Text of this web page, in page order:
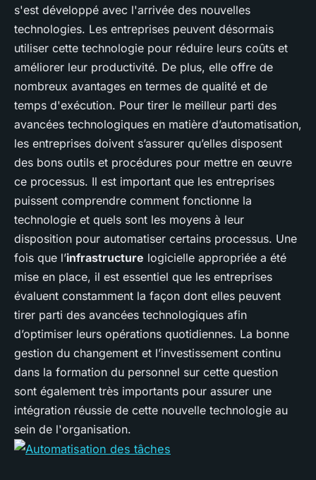
s'est développé avec l'arrivée des nouvelles
technologies. Les entreprises peuvent désormais
utiliser cette technologie pour réduire leurs coûts et
améliorer leur productivité. De plus, elle offre de
nombreux avantages en termes de qualité et de
temps d'exécution. Pour tirer le meilleur parti des
avancées technologiques en matière d’automatisation,
les entreprises doivent s’assurer qu’elles disposent
des bons outils et procédures pour mettre en œuvre
ce processus. Il est important que les entreprises
puissent comprendre comment fonctionne la
technologie et quels sont les moyens à leur
disposition pour automatiser certains processus. Une
fois que l’infrastructure logicielle appropriée a été
mise en place, il est essentiel que les entreprises
évaluent constamment la façon dont elles peuvent
tirer parti des avancées technologiques afin
d’optimiser leurs opérations quotidiennes. La bonne
gestion du changement et l’investissement continu
dans la formation du personnel sur cette question
sont également très importants pour assurer une
intégration réussie de cette nouvelle technologie au
sein de l'organisation.